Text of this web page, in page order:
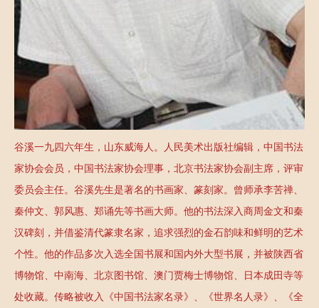
堂
闻
们
谷溪一九四六年生，山东威海人。人民美术出版社编辑，中国书法
家协会会员，中国书法家协会理事，北京书法家协会副主席，评审
委员会主任。谷溪先生是著名的书画家、篆刻家。曾师承李苦禅、
秦仲文、郭风惠、郑诵先等书画大师。他的书法深入商周金文和秦
汉碑刻，并借鉴清代篆隶名家，追求强烈的金石韵味和鲜明的艺术
个性。他的作品多次入选全国书展和国内外大型书展，并被陕西省
博物馆、中南海、北京图书馆、澳门贾梅士博物馆、日本成田寺等
处收藏。传略被收入《中国书法家名录》、《世界名人录》、《全